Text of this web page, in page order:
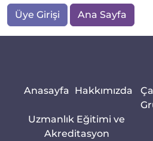
Üye Girişi Ana Sayfa
Anasayfa Hakkımızda
Uzmanlık Eğitimi ve
Akreditasyon